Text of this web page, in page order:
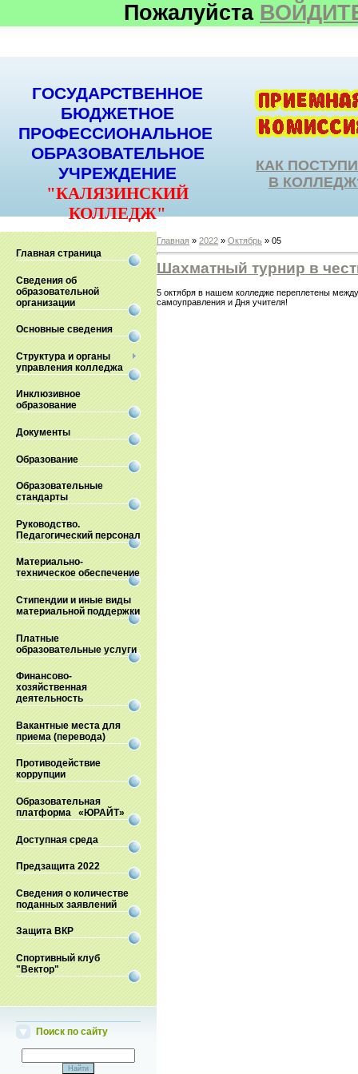
Пожалуйста
ГОСУДАРСТВЕННОЕ
БЮДЖЕТНОЕ
ПРОФЕССИОНАЛЬНОЕ
ОБРАЗОВАТЕЛЬНОЕ
УЧРЕЖДЕНИЕ
"КАЛЯЗИНСКИЙ
КОЛЛЕДЖ"
КАК
В
Главная страница
Сведения об
образовательной
организации
Основные сведения
Структура и органы
управления колледжа
Инклюзивное
образование
Документы
Образование
Образовательные
стандарты
Руководство.
Педагогический персонал
Материально-
техническое обеспечение
Стипендии и иные виды
материальной поддержки
Платные
образовательные услуги
Финансово-
хозяйственная
деятельность
Вакантные места для
приема (перевода)
Противодействие
коррупции
Образовательная
платформа «ЮРАЙТ»
Доступная среда
Предзащита 2022
Сведения о количестве
поданных заявлений
Защита ВКР
Спортивный клуб
"Вектор"
Поиск по сайту
Главная » 2022 » Октябрь » 05
Шахматный турнир в
5 октября в нашем колледже переплетены
самоуправления и Дня учителя!